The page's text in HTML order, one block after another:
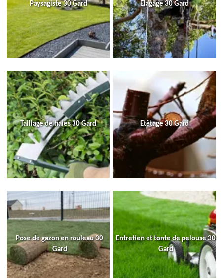
Paysagiste 30 Gard Elagage 30 Gard
Taillage de haies 30 Gard Etêtage 30 Gard
Pose de gazon en rouleau 30
Gard
Entretien et tonte de pelouse 30
Gard